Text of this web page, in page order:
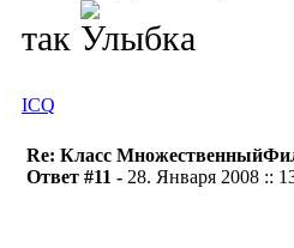
так
ICQ
Re: Класс
Ответ #11 - 28. Января 2008 ::